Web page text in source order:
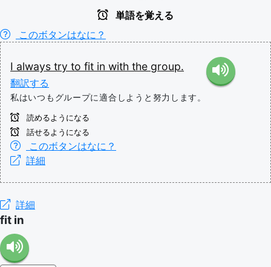
単語を覚える
このボタンはなに？
I always try to fit in with the group.
翻訳する
私はいつもグループに適合しようと努力します。
読めるようになる
話せるようになる
このボタンはなに？
詳細
詳細
fit in